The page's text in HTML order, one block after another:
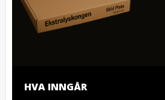
HVA INNGÅR